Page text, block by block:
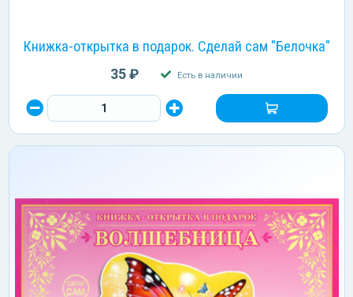
Книжка-открытка в подарок. Сделай сам "Белочка"
35 ₽ Есть в наличии